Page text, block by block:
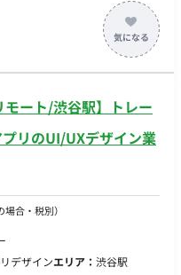
接やり取りを行いなが
容・担当
ける各種デザイン業務】 ・
ザイン制作 ・Webサイ
連携し、企画からのスピ
定義・設計・実装】 ■チ
、参画当初は月32時間や
し、スピード感等のすり
やす想定です） ・リモー
モート/渋谷駅】トレー
リのUI/UXデザイン業
合・税別）
デザインエリア： 渋谷駅